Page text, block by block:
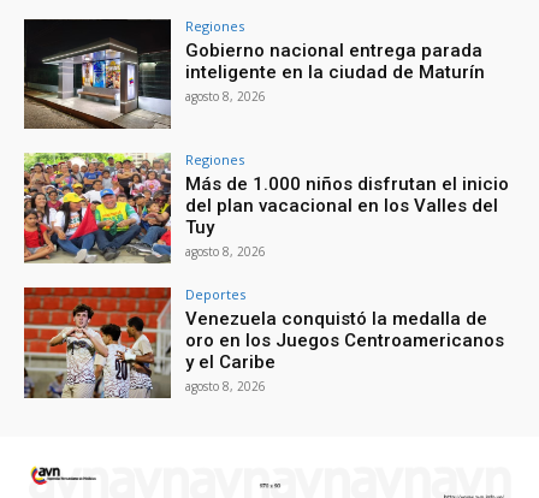
Regiones
Gobierno nacional entrega parada
inteligente en la ciudad de Maturín
agosto 8, 2026
Regiones
Más de 1.000 niños disfrutan el inicio
del plan vacacional en los Valles del
Tuy
agosto 8, 2026
Deportes
Venezuela conquistó la medalla de
oro en los Juegos Centroamericanos
y el Caribe
agosto 8, 2026